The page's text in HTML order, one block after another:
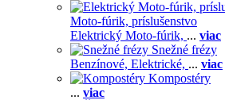
Moto-fúrik, príslušenstvo
Elektrický Moto-fúrik, ... viac
Snežné frézy
Benzínové, Elektrické, ... viac
Kompostéry
... viac